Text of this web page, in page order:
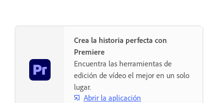
Crea la historia perfecta con
Premiere
Encuentra las herramientas de
edición de vídeo el mejor en un solo
lugar.
Abrir la aplicación